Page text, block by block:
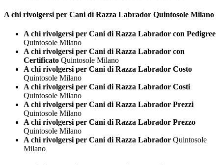
A chi rivolgersi per Cani di Razza Labrador Quintosole Milano
A chi rivolgersi per Cani di Razza Labrador con Pedigree
Quintosole Milano
A chi rivolgersi per Cani di Razza Labrador con
Certificato Quintosole Milano
A chi rivolgersi per Cani di Razza Labrador Costo
Quintosole Milano
A chi rivolgersi per Cani di Razza Labrador Costi
Quintosole Milano
A chi rivolgersi per Cani di Razza Labrador Prezzi
Quintosole Milano
A chi rivolgersi per Cani di Razza Labrador Prezzo
Quintosole Milano
A chi rivolgersi per Cani di Razza Labrador Quintosole
Milano